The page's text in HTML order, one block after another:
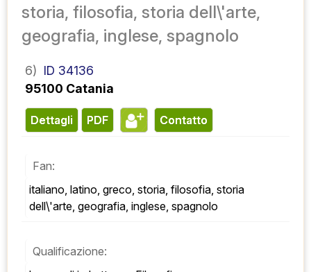
storia, filosofia, storia dell\'arte,
geografia, inglese, spagnolo
6) ID 34136
95100 Catania
Dettagli PDF contatto
Fan:
italiano, latino, greco, storia, filosofia, storia
dell\'arte, geografia, inglese, spagnolo
Qualificazione: